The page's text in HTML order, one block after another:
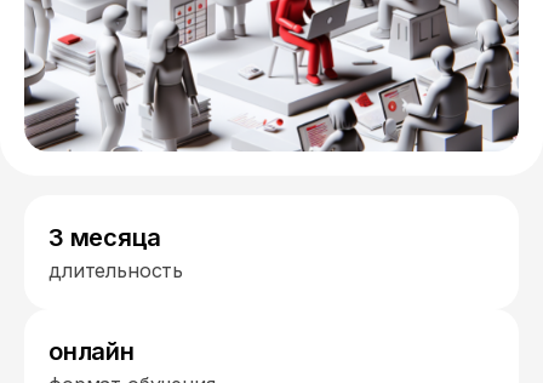
3 месяца
длительность
онлайн